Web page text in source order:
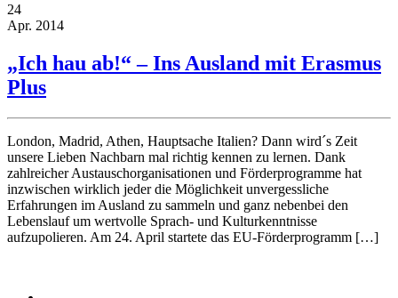
24
Apr. 2014
„Ich hau ab!“ – Ins Ausland mit Erasmus
Plus
London, Madrid, Athen, Hauptsache Italien? Dann wird´s Zeit
unsere Lieben Nachbarn mal richtig kennen zu lernen. Dank
zahlreicher Austauschorganisationen und Förderprogramme hat
inzwischen wirklich jeder die Möglichkeit unvergessliche
Erfahrungen im Ausland zu sammeln und ganz nebenbei den
Lebenslauf um wertvolle Sprach- und Kulturkenntnisse
aufzupolieren. Am 24. April startete das EU-Förderprogramm […]